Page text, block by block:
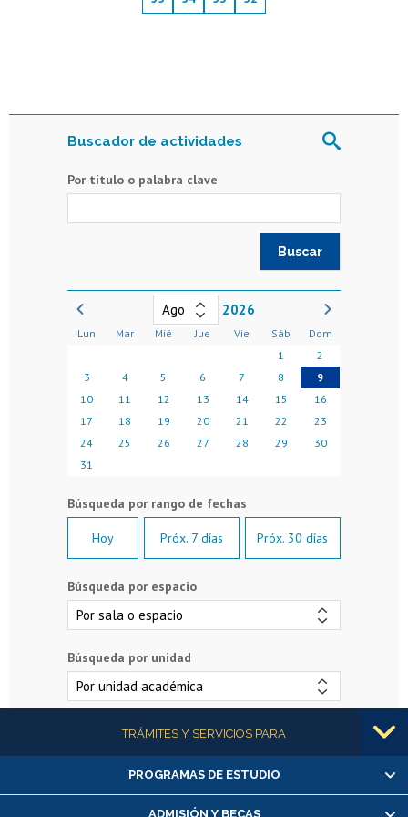
Buscador de actividades
Por título o palabra clave
2026
Lun Mar Mié Jue Vie Sáb
Dom
1
2
3
4 5 6 7 8
9
10
11 12 13 14 15
16
17
18 19 20 21 22
23
24
25 26 27 28 29
30
31
Hoy Próx. 7 días Próx. 30 días
Búsqueda por espacio
Búsqueda por unidad
Más informaciónTRÁMITES Y SERVICIOS PARA
Alumnas/os y exalumnas/os
Matrícula en línea
PROGRAMAS DE ESTUDIO
ADMISIÓN Y BECAS